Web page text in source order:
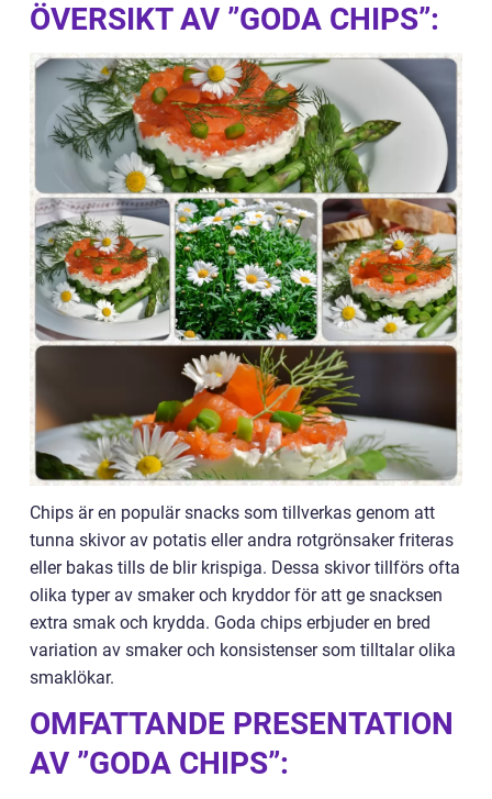
ÖVERSIKT AV ”GODA CHIPS”:
Chips är en populär snacks som tillverkas genom att
tunna skivor av potatis eller andra rotgrönsaker friteras
eller bakas tills de blir krispiga. Dessa skivor tillförs ofta
olika typer av smaker och kryddor för att ge snacksen
extra smak och krydda. Goda chips erbjuder en bred
variation av smaker och konsistenser som tilltalar olika
smaklökar.
OMFATTANDE PRESENTATION
AV ”GODA CHIPS”: